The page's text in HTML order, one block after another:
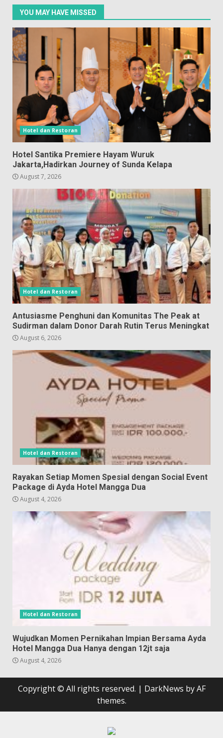
YOU MAY HAVE MISSED
Hotel dan Restoran
Hotel Santika Premiere Hayam Wuruk
Jakarta,Hadirkan Journey of Sunda Kelapa
August 7, 2026
Hotel dan Restoran
Antusiasme Penghuni dan Komunitas The Peak at
Sudirman dalam Donor Darah Rutin Terus Meningkat
August 6, 2026
Hotel dan Restoran
Rayakan Setiap Momen Spesial dengan Social Event
Package di Ayda Hotel Mangga Dua
August 4, 2026
Hotel dan Restoran
Wujudkan Momen Pernikahan Impian Bersama Ayda
Hotel Mangga Dua Hanya dengan 12jt saja
August 4, 2026
Copyright © All rights reserved. | DarkNews by AF
themes.